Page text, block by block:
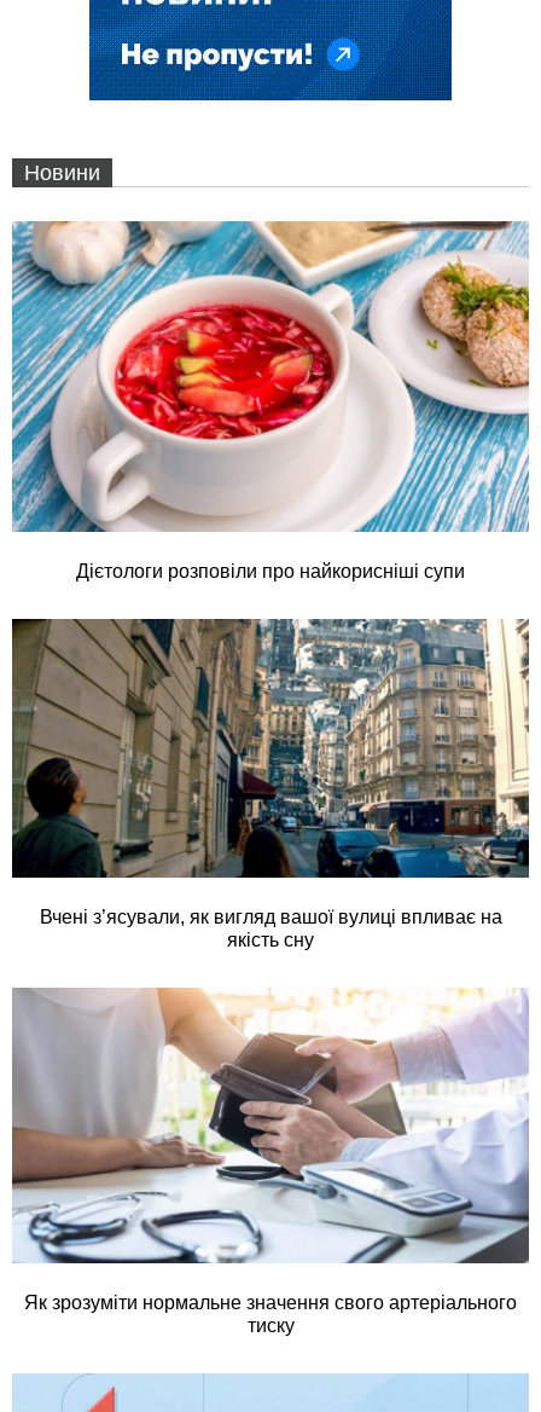
Новини
Дієтологи розповіли про найкорисніші супи
Вчені з’ясували, як вигляд вашої вулиці впливає на
якість сну
Як зрозуміти нормальне значення свого артеріального
тиску